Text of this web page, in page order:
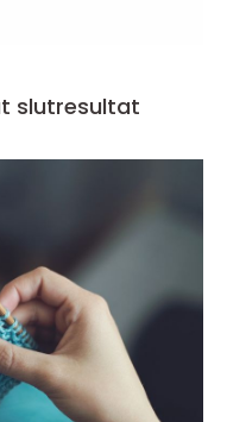
slutresultat